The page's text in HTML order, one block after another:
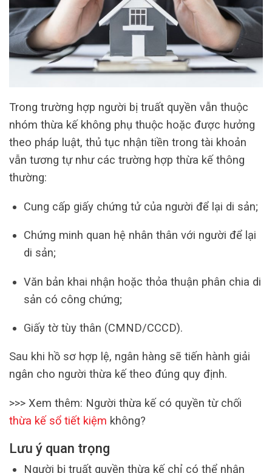
Trong trường hợp người bị truất quyền vẫn thuộc
nhóm thừa kế không phụ thuộc hoặc được hưởng
theo pháp luật, thủ tục nhận tiền trong tài khoản
vẫn tương tự như các trường hợp thừa kế thông
thường:
Cung cấp giấy chứng tử của người để lại di sản;
Chứng minh quan hệ nhân thân với người để lại
di sản;
Văn bản khai nhận hoặc thỏa thuận phân chia di
sản có công chứng;
Giấy tờ tùy thân (CMND/CCCD).
Sau khi hồ sơ hợp lệ, ngân hàng sẽ tiến hành giải
ngân cho người thừa kế theo đúng quy định.
>>> Xem thêm: Người thừa kế có quyền từ chối
thừa kế sổ tiết kiệm không?
Lưu ý quan trọng
Người bị truất quyền thừa kế chỉ có thể nhận